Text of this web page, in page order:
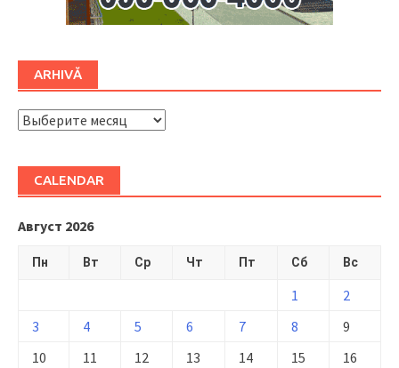
ARHIVĂ
ARHIVĂ
CALENDAR
Август 2026
Пн Вт Ср Чт Пт Сб Вс
1
2
3
4 5 6 7 8
9
10
11 12 13 14 15
16